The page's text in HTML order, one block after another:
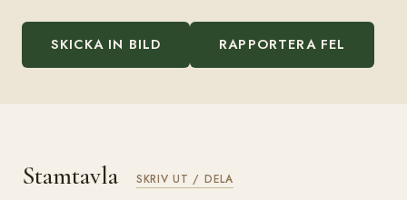
SKICKA IN BILD RAPPORTERA FEL
Stamtavla SKRIV UT / DELA